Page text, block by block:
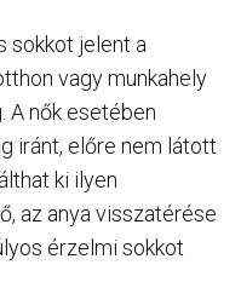
sokkot jelent a
vagy munkahely
A nők esetében
iránt, előre nem látott
ki ilyen
az anya visszatérése
érzelmi sokkot